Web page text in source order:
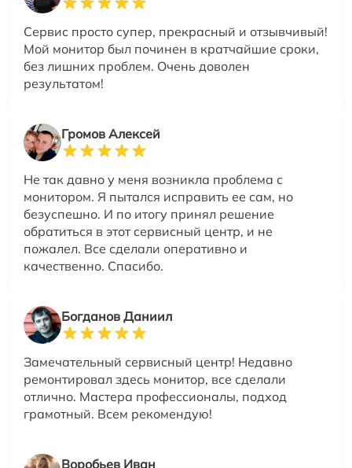
Сервис просто супер, прекрасный и отзывчивый!
Мой монитор был починен в кратчайшие сроки,
без лишних проблем. Очень доволен
результатом!
Громов Алексей
Не так давно у меня возникла проблема с
монитором. Я пытался исправить ее сам, но
безуспешно. И по итогу принял решение
обратиться в этот сервисный центр, и не
пожалел. Все сделали оперативно и
качественно. Спасибо.
Богданов Даниил
Замечательный сервисный центр! Недавно
ремонтировал здесь монитор, все сделали
отлично. Мастера профессионалы, подход
грамотный. Всем рекомендую!
Воробьев Иван